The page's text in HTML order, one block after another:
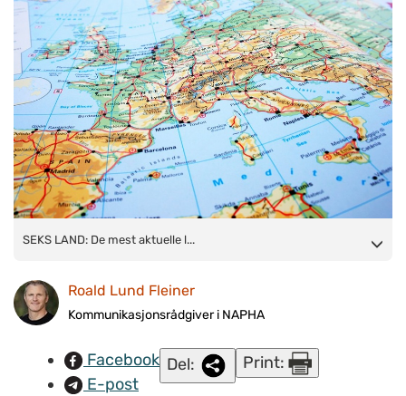
SEKS LAND: De mest aktuelle landene å søke samarbeid
Ungarn. Illustrasjonsfoto: www.colourbox.com.
SEKS LAND: De mest aktuelle l...
Roald Lund Fleiner
Kommunikasjonsrådgiver i NAPHA
Facebook
E-post
Del: Print: